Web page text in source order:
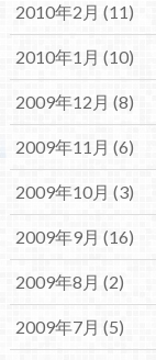
2010年2月 (11)
2010年1月 (10)
2009年12月 (8)
2009年11月 (6)
2009年10月 (3)
2009年9月 (16)
2009年8月 (2)
2009年7月 (5)